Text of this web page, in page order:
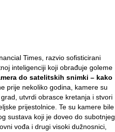
Times, razvio sofisticirani
inteligenciji koji obrađuje goleme
do satelitskih snimki – kako
prije nekoliko godina, kamere su
utvrdi obrasce kretanja i stvori
prijestolnice. Te su kamere bile
sustava koji je doveo do subotnjeg
vođa i drugi visoki dužnosnici,